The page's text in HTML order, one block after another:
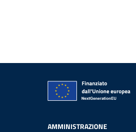
AMMINISTRAZIONE